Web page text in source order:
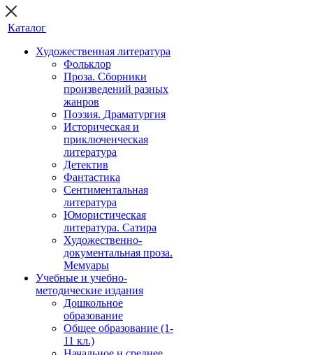
Каталог
Художественная литература
Фольклор
Проза. Сборники
произведений разных
жанров
Поэзия. Драматургия
Историческая и
приключенческая
литература
Детектив
Фантастика
Сентиментальная
литература
Юмористическая
литература. Сатира
Художественно-
документальная проза.
Мемуары
Учебные и учебно-
методические издания
Дошкольное
образование
Общее образование (1-
11 кл.)